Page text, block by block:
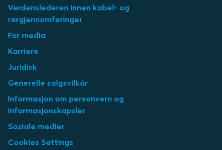
Verdenslederen innen kabel- og
rørgjennomføringer
For media
Karriere
Juridisk
Generelle salgsvilkår
Informasjon om personvern og
informasjonskapsler
Sosiale medier
Cookies Settings